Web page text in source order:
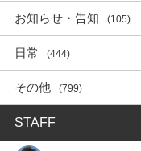
お知らせ・告知 (105)
日常 (444)
その他 (799)
STAFF